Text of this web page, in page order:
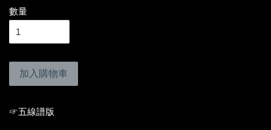
數量
加入購物車
☞五線譜版